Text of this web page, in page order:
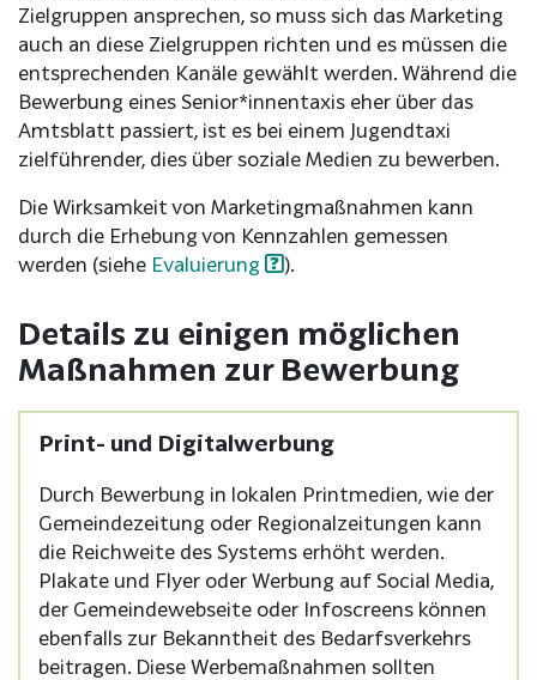
Zielgruppen ansprechen, so muss sich das Marketing
auch an diese Zielgruppen richten und es müssen die
entsprechenden Kanäle gewählt werden. Während die
Bewerbung eines Senior*innentaxis eher über das
Amtsblatt passiert, ist es bei einem Jugendtaxi
zielführender, dies über soziale Medien zu bewerben.
Die Wirksamkeit von Marketingmaßnahmen kann
durch die Erhebung von Kennzahlen gemessen
werden (siehe Evaluierung ).
Details zu einigen möglichen
Maßnahmen zur Bewerbung
Print- und Digitalwerbung
Durch Bewerbung in lokalen Printmedien, wie der
Gemeindezeitung oder Regionalzeitungen kann
die Reichweite des Systems erhöht werden.
Plakate und Flyer oder Werbung auf Social Media,
der Gemeindewebseite oder Infoscreens können
ebenfalls zur Bekanntheit des Bedarfsverkehrs
beitragen. Diese Werbemaßnahmen sollten